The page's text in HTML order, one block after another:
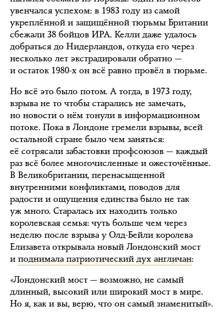
увенчался успехом: в 1983 году из самой
укреплённой и защищённой тюрьмы Британии
сбежали 38 бойцов ИРА. Келли даже удалось
добраться до Нидерландов, откуда его через
несколько лет экстрадировали обратно —
и остаток 1980-х он всё равно провёл в тюрьме.
Но всё это было потом. А тогда, в 1973 году,
взрыва не то чтобы старались не замечать,
но новости о нём тонули в информационном
потоке. Пока в Лондоне гремели взрывы, всей
остальной стране было чем заняться:
её сотрясали забастовки профсоюзов — каждый
раз всё более многочисленные и ожесточённые.
В Великобритании, перенасыщенной
внутренними конфликтами, поводов для
радости и ощущения единства было не так
уж много. Старалась их находить только
королевская семья: чуть больше чем через
неделю после взрыва у Олд-Бейли королева
Елизавета открывала новый Лондонский мост
и поднимала патриотический дух англичан:
«Лондонский мост — возможно, не самый
длинный, высокий или широкий мост в мире.
Но я, как и вы, верю, что он самый знаменитый».